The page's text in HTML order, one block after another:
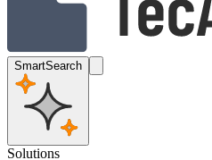
SmartSearch
Solutions